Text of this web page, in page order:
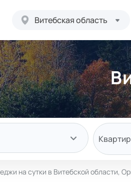
Витебская область
на сутки в Витебской области,